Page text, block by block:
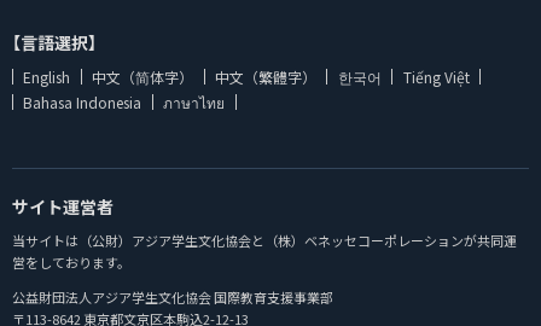
【言語選択】
English 中文（简体字） 中文（繁體字） 한국어
Tiếng Việt
Bahasa Indonesia
ภาษาไทย
サイト運営者
当サイトは（公財）アジア学生文化協会と（株）ベネッセコーポレーションが共同運
営をしております。
公益財団法人アジア学生文化協会 国際教育支援事業部
〒113-8642 東京都文京区本駒込2-12-13